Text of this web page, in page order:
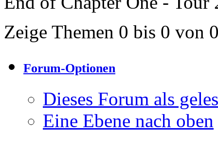
Zeige Themen 0 bis 0 von
Forum-Optionen
Dieses Forum als
Eine Ebene nach oben